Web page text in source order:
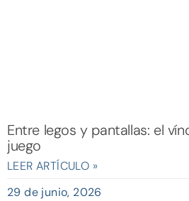
Entre legos y pantallas: el
juego
LEER ARTÍCULO »
29 de junio, 2026